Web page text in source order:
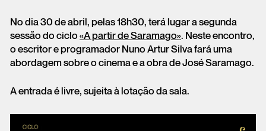
No dia 30 de abril, pelas 18h30, terá lugar a segunda
sessão do ciclo «A partir de Saramago». Neste encontro,
o escritor e programador Nuno Artur Silva fará uma
abordagem sobre o cinema e a obra de José Saramago.
A entrada é livre, sujeita à lotação da sala.